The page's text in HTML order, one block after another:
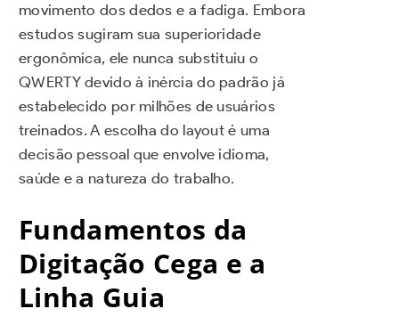
movimento dos dedos e a fadiga. Embora
estudos sugiram sua superioridade
ergonômica, ele nunca substituiu o
QWERTY devido à inércia do padrão já
estabelecido por milhões de usuários
treinados. A escolha do layout é uma
decisão pessoal que envolve idioma,
saúde e a natureza do trabalho.
Fundamentos da
Digitação Cega e a
Linha Guia